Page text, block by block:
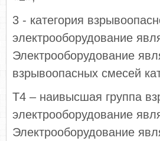
3 - категория
электрооборудование
Электрооборудование
взрывоопасных смесей
Т4 – наивысшая группа
электрооборудование
Электрооборудование